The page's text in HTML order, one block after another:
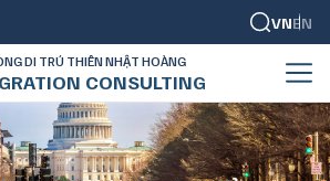
VNEN
DI TRÚ THIÊN NHẬT HOÀNG
CONSULTING